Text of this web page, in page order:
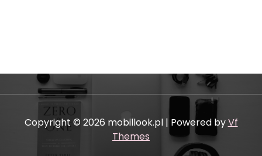
Copyright © 2026 mobillook.pl | Powered byVf
Themes